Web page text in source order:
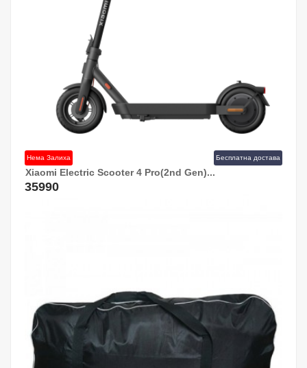
Нема Залиха Бесплатна достава
Xiaomi Electric Scooter 4 Pro(2nd Gen)...
35990